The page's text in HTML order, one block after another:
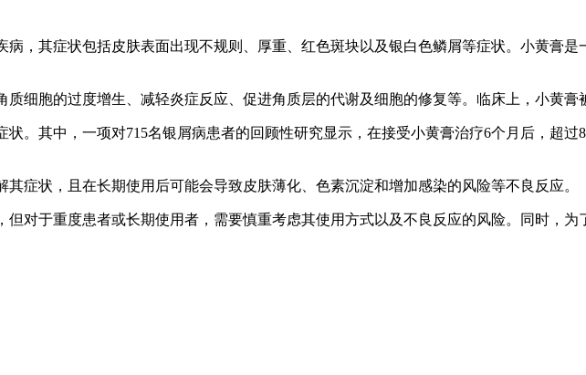
病，其症状包括皮肤表面出现不规则、厚重、红色斑块以及银白色鳞屑等症状。小黄膏
细胞的过度增生、减轻炎症反应、促进角质层的代谢及细胞的修复等。临床上，小黄膏
。其中，一项对715名银屑病患者的回顾性研究显示，在接受小黄膏治疗6个月后，超过
症状，且在长期使用后可能会导致皮肤薄化、色素沉淀和增加感染的风险等不良反应。
对于重度患者或长期使用者，需要慎重考虑其使用方式以及不良反应的风险。同时，